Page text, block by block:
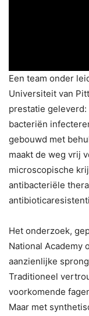
Een team onder
Universiteit van
prestatie
bacteriën
gebouwd met
maakt de weg vrij
microscopische
antibacteriële
Het onderzoek,
National Academy
aanzienlijke
Traditioneel
voorkomende
Maar met